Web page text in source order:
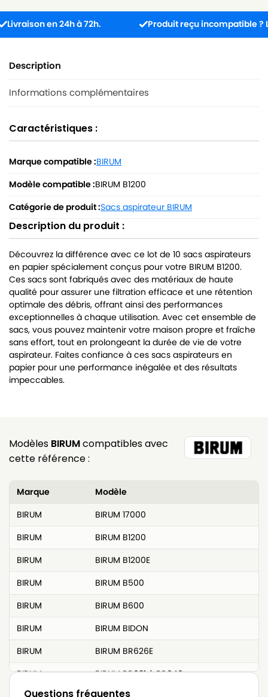
en 24h à 72h. Produit reçu incompatible ?
Description
Informations complémentaires
Caractéristiques :
Marque compatible :BIRUM
Modèle compatible :BIRUM B1200
Catégorie de produit :Sacs aspirateur BIRUM
Description du produit :
Découvrez la différence avec ce lot de 10 sacs aspirateurs
en papier spécialement conçus pour votre BIRUM B1200.
Ces sacs sont fabriqués avec des matériaux de haute
qualité pour assurer une filtration efficace et une rétention
optimale des débris, offrant ainsi des performances
exceptionnelles à chaque utilisation. Avec cet ensemble de
sacs, vous pouvez maintenir votre maison propre et fraîche
sans effort, tout en prolongeant la durée de vie de votre
aspirateur. Faites confiance à ces sacs aspirateurs en
papier pour une performance inégalée et des résultats
impeccables.
Modèles BIRUMcompatibles avec
cette référence :
Marque
Modèle
BIRUM
BIRUM 17000
BIRUM
BIRUM B1200
BIRUM
BIRUM B1200E
BIRUM
BIRUM B500
BIRUM
BIRUM B600
BIRUM
BIRUM BIDON
BIRUM
BIRUM BR626E
BIRUM
BIRUM BR631 à BR646
Questions fréquentes